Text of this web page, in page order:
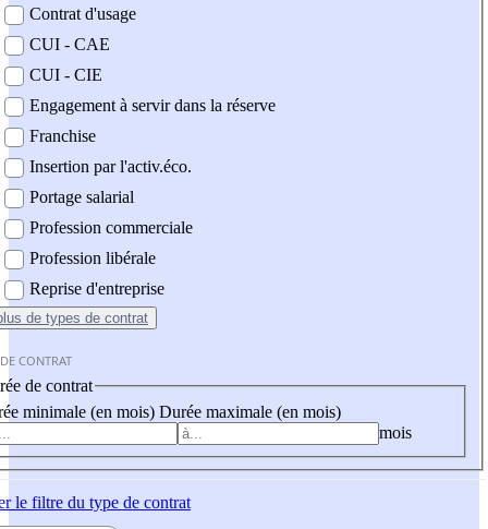
Contrat d'usage
CUI - CAE
CUI - CIE
Engagement à servir dans la réserve
Franchise
Insertion par l'activ.éco.
Portage salarial
Profession commerciale
Profession libérale
Reprise d'entreprise
de types de contrat
CONTRAT
de contrat
minimale (en mois) Durée maximale (en mois)
mois
le filtre du type de contrat